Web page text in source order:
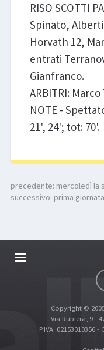
RISO SCOTTI
Spinato,
Horvath 12,
entrati
Gianfranco.
ARBITRI:
NOTE -
21', 24'; tot: 70'.
precedente: mercoledì la
successivo: prima
DALLARIVOLLEY
TOP RICERCHE
SITE MAP
Copyright ©
Via Rubiera, 9 -
P.IVA: 02153010356